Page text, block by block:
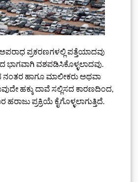
ಪ್ರಕರಣಗಳಲ್ಲಿ ಪತ್ತೆಯಾದವು
ಭಾಗವಾಗಿ ವಶಪಡಿಸಿಕೊಳ್ಳಲಾದವು.
ನಂತರ ಹಾಗೂ ಮಾಲೀಕರು ಅಥವಾ
ಹಕ್ಕು ದಾವೆ ಸಲ್ಲಿಸದ ಕಾರಣದಿಂದ,
ಹರಾಜು ಪ್ರಕ್ರಿಯೆ ಕೈಗೊಳ್ಳಲಾಗುತ್ತಿದೆ.